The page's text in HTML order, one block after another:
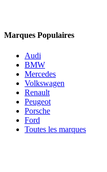
Marques Populaires
Audi
BMW
Mercedes
Volkswagen
Renault
Peugeot
Porsche
Ford
Toutes les marques